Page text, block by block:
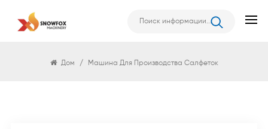
Дом / Машина Для Производства Салфеток